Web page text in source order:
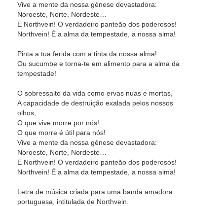
Vive a mente da nossa génese devastadora:
Noroeste, Norte, Nordeste…
E Northvein! O verdadeiro panteão dos poderosos!
Northvein! É a alma da tempestade, a nossa alma!
Pinta a tua ferida com a tinta da nossa alma!
Ou sucumbe e torna-te em alimento para a alma da
tempestade!
O sobressalto da vida como ervas nuas e mortas,
A capacidade de destruição exalada pelos nossos
olhos,
O que vive morre por nós!
O que morre é útil para nós!
Vive a mente da nossa génese devastadora:
Noroeste, Norte, Nordeste…
E Northvein! O verdadeiro panteão dos poderosos!
Northvein! É a alma da tempestade, a nossa alma!
Letra de música criada para uma banda amadora
portuguesa, intitulada de Northvein.